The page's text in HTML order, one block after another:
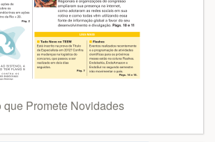
que Promete Novidades